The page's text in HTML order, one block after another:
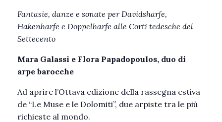
Fantasie, danze e sonate per Davidsharfe,
Hakenharfe e Doppelharfe alle Corti tedesche del
Settecento
Mara Galassi e Flora Papadopoulos, duo di
arpe barocche
Ad aprire l’Ottava edizione della rassegna estiva
de “Le Muse e le Dolomiti”, due arpiste tra le più
richieste al mondo.